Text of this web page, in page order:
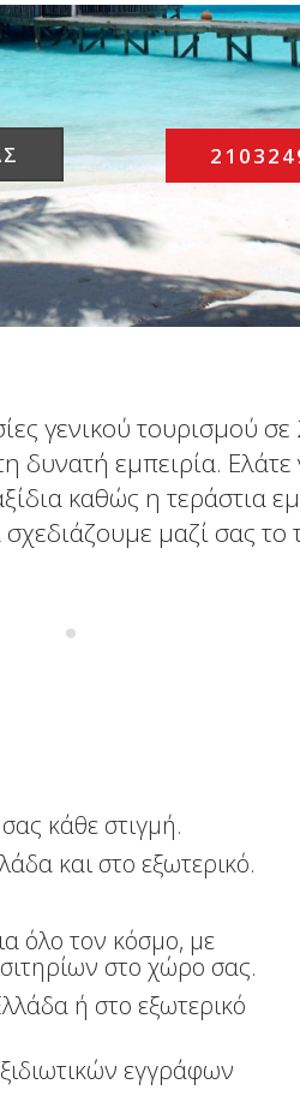
γενικού τουρισμού
εμπειρία. Ελάτε
καθώς η τεράστια
μαζί σας το
κάθε στιγμή.
και στο εξωτερικό.
όλο τον κόσμο, με
στο χώρο σας.
ή στο εξωτερικό
εγγράφων